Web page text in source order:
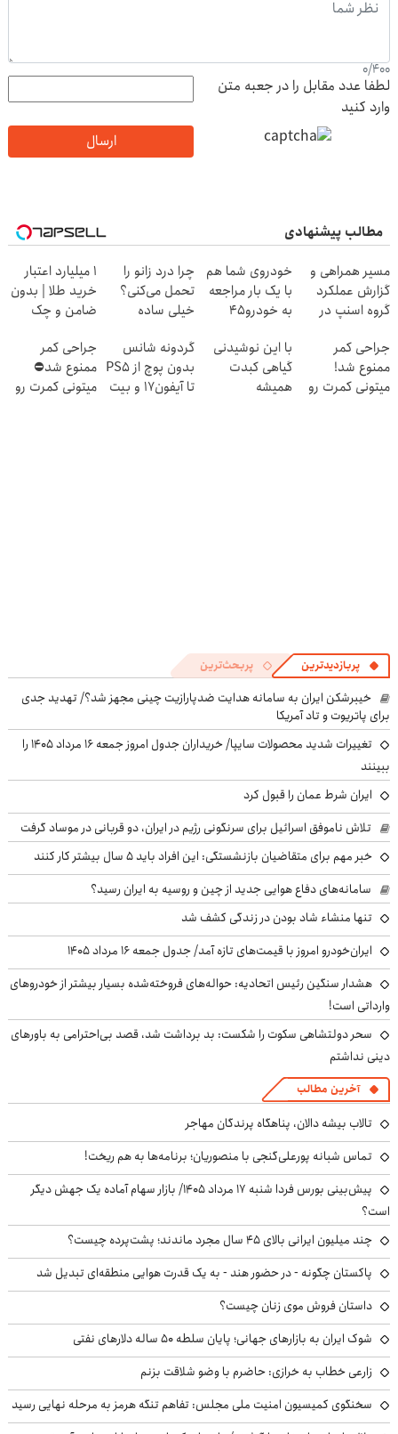
0/400
لطفا عدد مقابل را در جعبه متن
وارد کنید
ارسال
مطالب پیشنهادی
مسیر همراهی و
گزارش عملکرد
گروه اسنپ در
خودروی شما هم
با یک بار مراجعه
به خودرو45
شد
چرا درد زانو را
تحمل می‌کنی؟
خیلی ساده
کن
۱ میلیارد اعتبار
خرید طلا | بدون
ضامن و چک
جراحی کمر
ممنوع شد!
میتونی کمرت رو
با این نوشیدنی
گیاهی کبدت
همیشه
گردونه شانس
بدون پوچ از PS5
تا آیفون17 و بیت
جراحی کمر
ممنوع شد⛔
میتونی کمرت رو
پربازدیدترین پربحث‌ترین
خیبرشکن ایران به سامانه هدایت ضدپارازیت چینی مجهز شد؟/ تهدید جدی
برای پاتریوت و تاد آمریکا
تغییرات شدید محصولات سایپا/ خریداران جدول امروز جمعه ۱۶ مرداد ۱۴۰۵ را
ببینند
ایران شرط عمان را قبول کرد
تلاش ناموفق اسرائیل برای سرنگونی رژیم در ایران، دو قربانی در موساد گرفت
خبر مهم برای متقاضیان بازنشستگی: این افراد باید ۵ سال بیشتر کار کنند
سامانه‌های دفاع هوایی جدید از چین و روسیه به ایران رسید؟
تنها منشاء شاد بودن در زندگی کشف شد
ایران‌خودرو امروز با قیمت‌های تازه آمد/ جدول جمعه ۱۶ مرداد ۱۴۰۵
هشدار سنگین رئیس اتحادیه: حواله‌های فروخته‌شده بسیار بیشتر از خودروهای
وارداتی است!
سحر دولتشاهی سکوت را شکست: بد برداشت شد، قصد بی‌احترامی به باورهای
دینی نداشتم
آخرین مطالب
تالاب بیشه دالان، پناهگاه پرندگان مهاجر
تماس شبانه پورعلی‌گنجی با منصوریان؛ برنامه‌ها به هم ریخت!
پیش‌بینی بورس فردا شنبه ۱۷ مرداد ۱۴۰۵/ بازار سهام آماده یک جهش دیگر
است؟
چند میلیون ایرانی بالای ۴۵ سال مجرد ماندند؛ پشت‌پرده چیست؟
پاکستان چگونه - در حضور هند - به یک قدرت هوایی منطقه‌ای تبدیل شد
داستان فروش موی زنان چیست؟
شوک ایران به بازارهای جهانی؛ پایان سلطه ۵۰ ساله دلارهای نفتی
زارعی خطاب به خرازی: حاضرم با وضو شلاقت بزنم
سخنگوی کمیسیون امنیت ملی مجلس: تفاهم تنگه هرمز به مرحله نهایی رسید